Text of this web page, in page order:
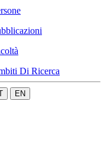
Di Ricerca
EN